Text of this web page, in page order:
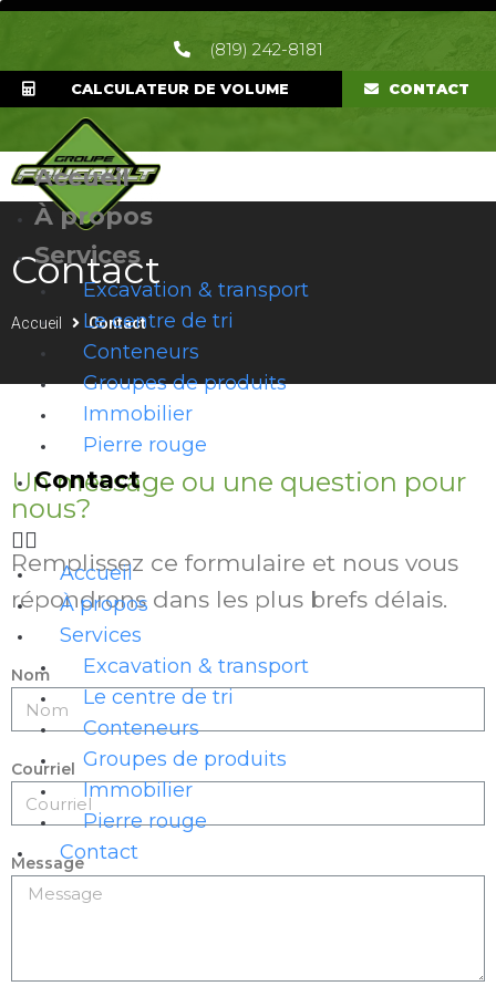
(819) 242-8181
CALCULATEUR DE VOLUME CONTACT
Accueil
À propos
Services
Excavation & transport
Le centre de tri
Conteneurs
Groupes de produits
Immobilier
Pierre rouge
Contact
Accueil
À propos
Services
Excavation & transport
Le centre de tri
Conteneurs
Groupes de produits
Immobilier
Pierre rouge
Contact
Contact
Accueil Contact
Un message ou une question pour
nous?
Remplissez ce formulaire et nous vous
répondrons dans les plus brefs délais.
Nom
Courriel
Message